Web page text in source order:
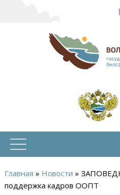
основному
содержанию
Вы
Главная » Новости »
поддержка кадров ООПТ